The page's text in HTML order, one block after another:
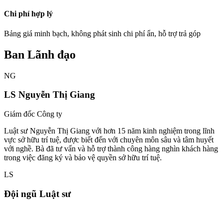
Chi phí hợp lý
Bảng giá minh bạch, không phát sinh chi phí ẩn, hỗ trợ trả góp
Ban Lãnh đạo
NG
LS Nguyễn Thị Giang
Giám đốc Công ty
Luật sư Nguyễn Thị Giang với hơn 15 năm kinh nghiệm trong lĩnh
vực sở hữu trí tuệ, được biết đến với chuyên môn sâu và tâm huyết
với nghề. Bà đã tư vấn và hỗ trợ thành công hàng nghìn khách hàng
trong việc đăng ký và bảo vệ quyền sở hữu trí tuệ.
LS
Đội ngũ Luật sư